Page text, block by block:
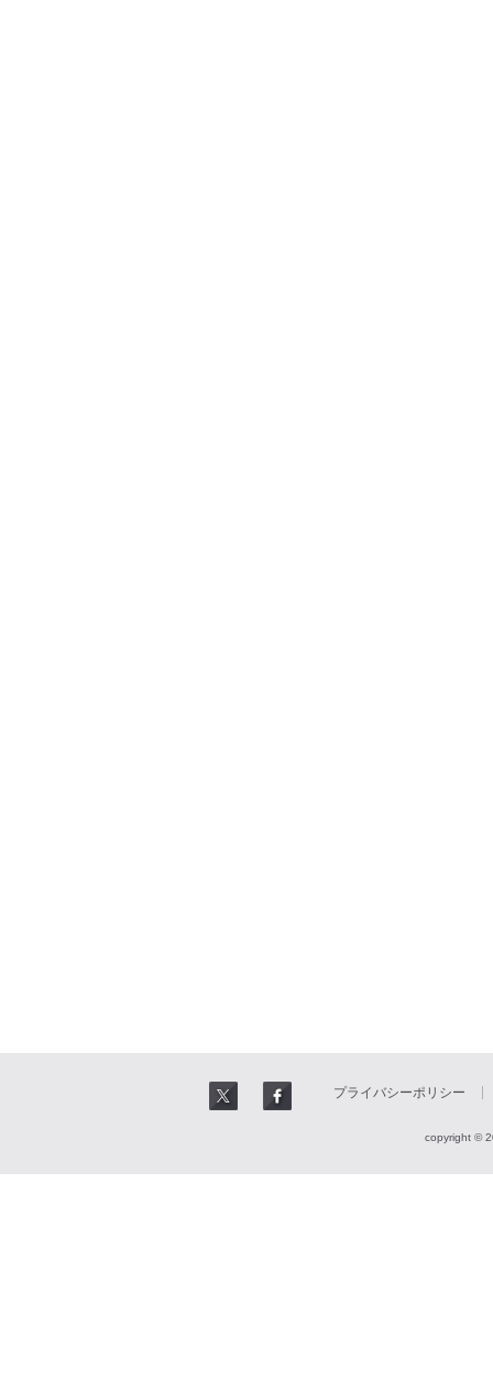
プライバシーポリシー
copyright ©